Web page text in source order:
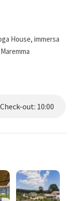
House, immersa
cuore autentico
fondono con
su 25 ettari di
privacy e serenità
curato nei
Check-out: 10:00